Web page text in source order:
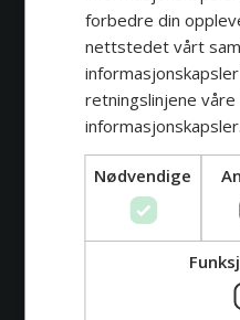
🇳🇴
forbedre din
nettstedet vårt
retningslinjene
informasjonskapsler.
Nødvendige